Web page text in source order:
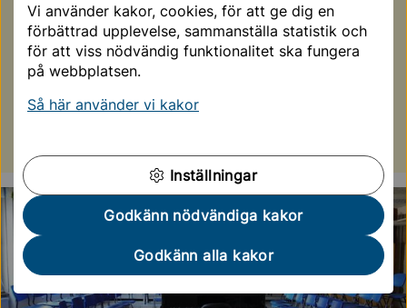
Vi använder kakor, cookies, för att ge dig en
förbättrad upplevelse, sammanställa statistik och
för att viss nödvändig funktionalitet ska fungera
på webbplatsen.
Så här använder vi kakor
Inställningar
Godkänn nödvändiga kakor
Godkänn alla kakor
Intresserad av att gå på Sollentuna Musikklasser? Du
kan söka till oss under hösten i tredje klass inför
årskurs 4. Inför läsåret 2025/2026 har ansökningstiden
gått ut.